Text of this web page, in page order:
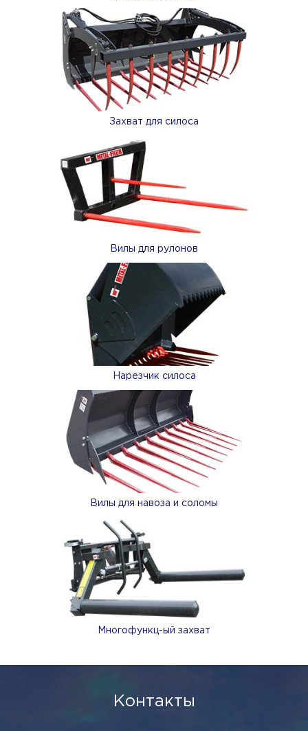
Захват для силоса
Вилы для рулонов
Нарезчик силоса
Вилы для навоза и соломы
Многофункц-ый захват
Контакты